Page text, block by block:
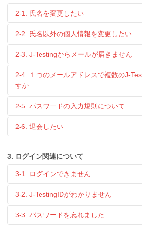
2-1. 氏名を変更したい
2-2. 氏名以外の個人情報を変更したい
2-3. J-Testingからメールが届きません
2-4. １つのメールアドレスで複数のJ-
すか
2-5. パスワードの入力規則について
2-6. 退会したい
3. ログイン関連について
3-1. ログインできません
3-2. J-TestingIDがわかりません
3-3. パスワードを忘れました